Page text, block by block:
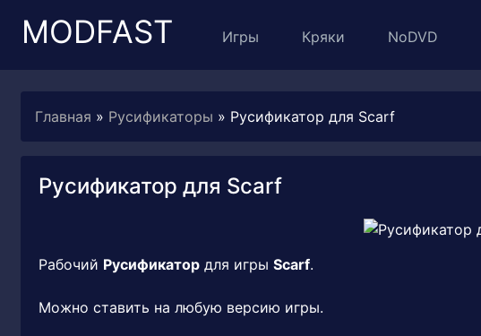
MODFAST Игры Кряки NoDVD
Главная » Русификаторы » Русификатор для Scarf
Русификатор для Scarf
Рабочий Русификатор для игры Scarf.
Можно ставить на любую версию игры.